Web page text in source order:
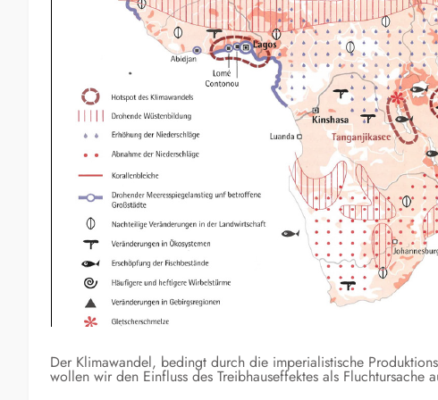
Der Klimawandel, bedingt durch die imperialistische
wollen wir den Einfluss des Treibhauseffektes als